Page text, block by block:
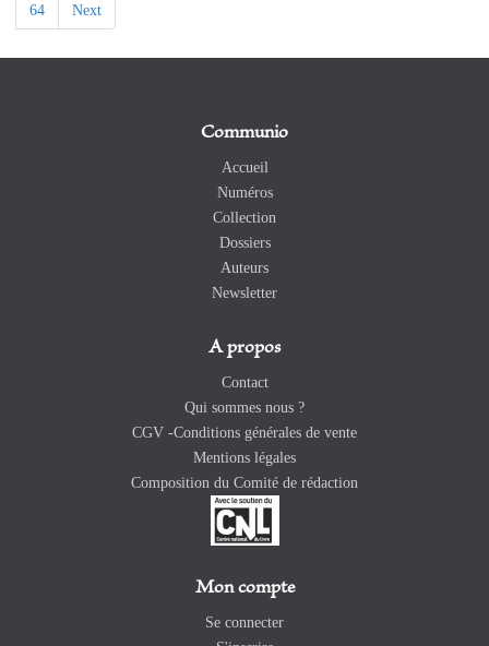
64 Next
Communio
Accueil
Numéros
Collection
Dossiers
Auteurs
Newsletter
A propos
Contact
Qui sommes nous ?
CGV -Conditions générales de vente
Mentions légales
Composition du Comité de rédaction
Mon compte
Se connecter